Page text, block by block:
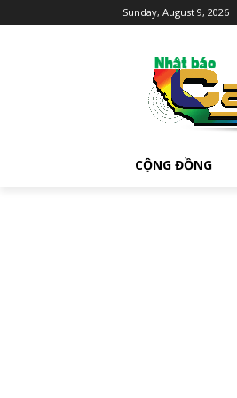
Sunday, August 9, 2026
CỘNG ĐỒNG